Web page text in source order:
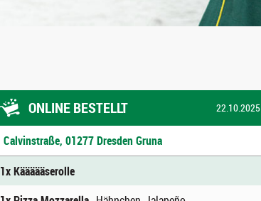
ONLINE BESTELLT 22.10.2025
Calvinstraße, 01277 Dresden Gruna
1x Käääääserolle